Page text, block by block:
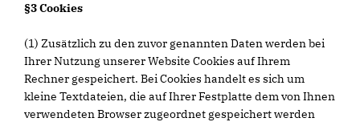
§3 Cookies
(1) Zusätzlich zu den zuvor genannten Daten werden bei
Ihrer Nutzung unserer Website Cookies auf Ihrem
Rechner gespeichert. Bei Cookies handelt es sich um
kleine Textdateien, die auf Ihrer Festplatte dem von Ihnen
verwendeten Browser zugeordnet gespeichert werden